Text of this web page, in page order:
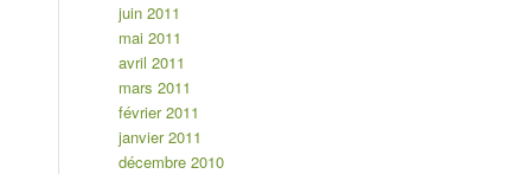
juin 2011
mai 2011
avril 2011
mars 2011
février 2011
janvier 2011
décembre 2010